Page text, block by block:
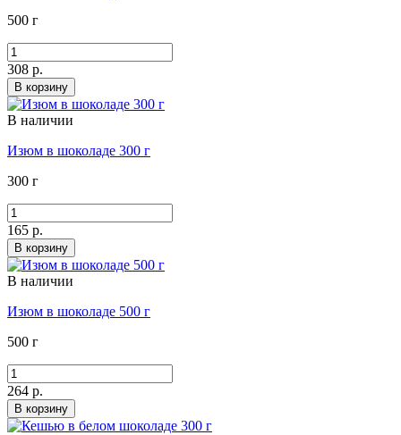
500 г
308 р.
В корзину
В наличии
Изюм в шоколаде 300 г
300 г
165 р.
В корзину
В наличии
Изюм в шоколаде 500 г
500 г
264 р.
В корзину